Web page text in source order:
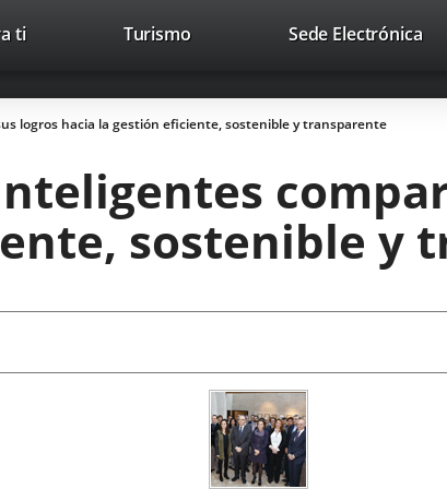
Trabaja con nosotros Contacto
ti TurismoThis
open
in
pop-
up
window.
Sede ElectrónicaLink
logros hacia la gestión eficiente, sostenible y transparente
sostenible y